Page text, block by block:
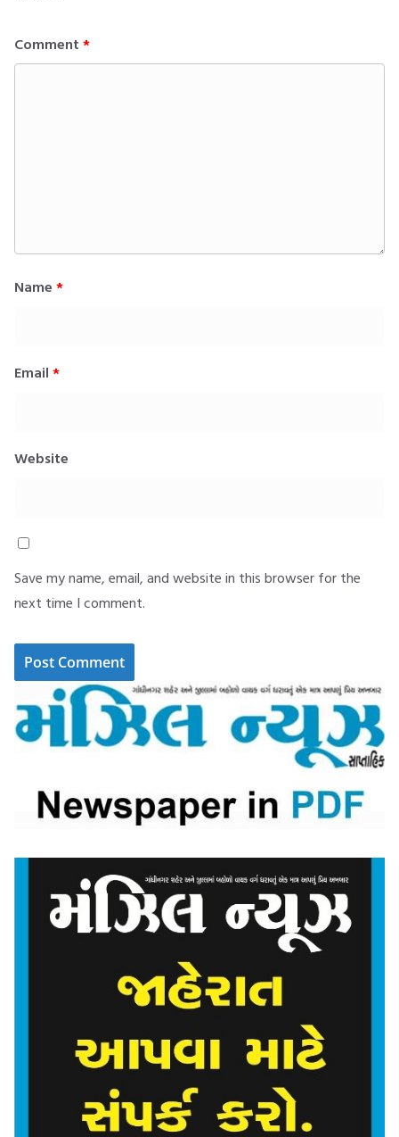
Comment *
Name *
Email *
Website
Save my name, email, and website in this browser for the
next time I comment.